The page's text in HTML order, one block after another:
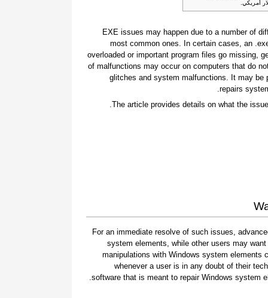
.EXE issues may happen due to a number of
most common ones. In certain cases, an
overloaded or important program files go missing,
of malfunctions may occur on computers that do
glitches and system malfunctions. It may
repairs
The article provides details on what the
For an immediate resolve of such issues,
system elements, while other users may
manipulations with Windows system elements
whenever a user is in any doubt of their
software that is meant to repair Windows system